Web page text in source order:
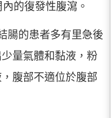
的復發性腹瀉。
腸的患者多有里急後
量氣體和黏液，粉
腹部不適位於腹部